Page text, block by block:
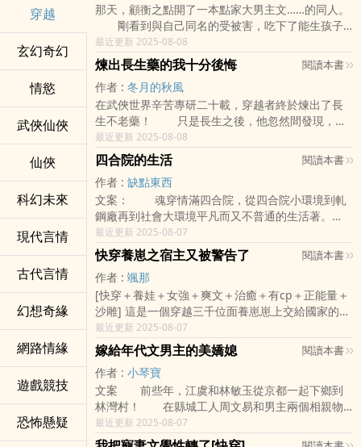
穿越
玄幻奇幻
情慾
武俠仙俠
仙俠
科幻未來
現代言情
古代言情
幻想奇緣
網路情緣
遊戲競技
恐怖懸疑
那天，顧衡之點開了一本點家大男主文……的同人。
剛看到與自己同名的受被害，吃下了能生孩子
的藥，一睜眼他穿到了原著中肩不能扛，手不能
提，成天泡在藥罐子裡的炮灰草包病美人皇帝身
上。 昏昏沉沉中顧
最近更新 2025-08-08
煉出長生藥的我十分後悔 閱讀本書
作者 : 冬月的秋風
在武俠世界辛苦專研二十載，穿越者終於煉出了長
生不老藥！ 只是長生之後，他忽然間發現，這
個表面上的武俠世界貌似有點離譜…… “他姥姥
的！武功就武功，怎麼冒出妖怪來了？ ” 某長
生不老的穿越者看
最近更新 2025-08-08
四合院的生活 閱讀本書
作者 : 缺點東西
文案： 魂穿情滿四合院，從四合院小環境到軋
鋼廠再到社會大環境平凡而又不普通的生活著。
本書沒有那麼多的戾氣，有算計，有鬥爭，人
物智商線上。劇情有趣。 標籤：穿越 系統流 輕
鬆
最近更新 2025-08-07
快穿養崽之宿主又被警告了 閱讀本書
作者 : 颯那
[快穿＋養娃＋女強＋爽文＋治癒＋有cp＋正能量＋
沙雕] 這是一個穿越三千位面養崽崽上交給國家的故
事。 什麼？我的白富美閨女上趕著要去給人當惡毒
女配？ 代表國家拿獎拿到
最近更新 2025-08-07
嫁給年代文男主的美嬌媳 閱讀本書
作者 : 小琴寶
文案 前些年，江虞和林敏玉從京都一起下鄉到
林灣村！ 在縣城工人周文易和男主兩個相親物
件中，林敏玉毫不猶豫選擇嫁去縣城周家，而對著
賀家來的媒婆隨口一句：“江虞人不錯！” 江虞也
最近更新 2025-08-07